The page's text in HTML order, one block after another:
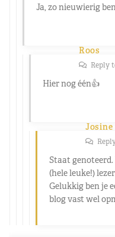
Ja, zo nieuwierig
Roos
Reply
Hier nog één👍
Staat genoteerd.
(hele leuke!)
Gelukkig ben je
blog vast wel